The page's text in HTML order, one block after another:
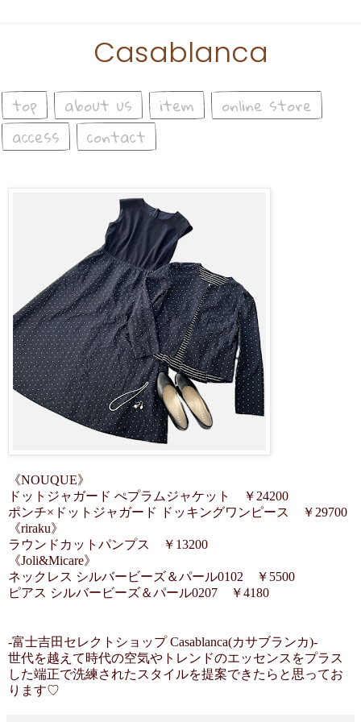
Casablanca
top about us item
online store
access
contact
《NOUQUE》
ドットジャガード ぺプラムジャケット ￥24200
ポンチ×ドットジャガード ドッキングワンピース ￥29700
《riraku》
ラウンドカットパンプス ￥13200
《Joli&Micare》
ネックレス シルバービーズ＆パール0102 ￥5500
ピアス シルバービーズ＆パール0207 ￥4180
-富士吉田セレクトショップ Casablanca(カサブランカ)-
世代を越えて時代の空気やトレンドのエッセンスをプラス
した端正で洗練されたスタイルを提案できたらと思ってお
ります♡